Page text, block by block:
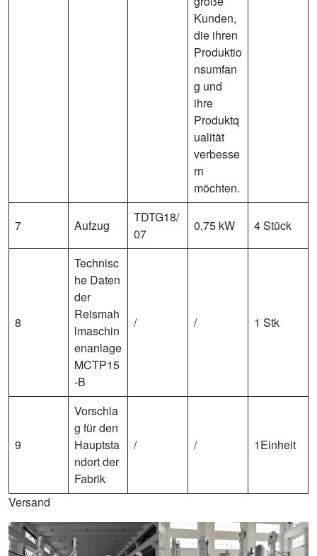
Kunden,
die ihren
Produktio
nsumfan
g und
ihre
Produktq
ualität
verbesse
rn
möchten.
7 Aufzug
TDTG18/
07
0,75 kW 4 Stück
8
Technisc
he Daten
der
Reismah
lmaschin
enanlage
MCTP15
-B
/ / 1 Stk
9
Vorschla
g für den
Hauptsta
ndort der
Fabrik
/ / 1Einheit
Versand